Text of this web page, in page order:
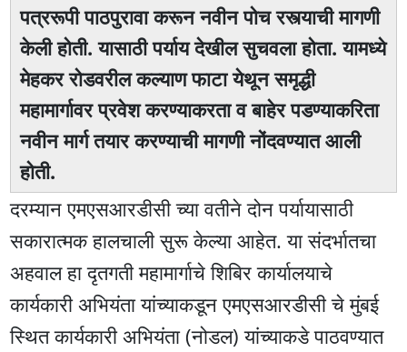
पत्ररूपी पाठपुरावा करून नवीन पोच रस्त्याची मागणी
केली होती. यासाठी पर्याय देखील सुचवला होता. यामध्ये
मेहकर रोडवरील कल्याण फाटा येथून समृद्धी
महामार्गावर प्रवेश करण्याकरता व बाहेर पडण्याकरिता
नवीन मार्ग तयार करण्याची मागणी नोंदवण्यात आली
होती.
दरम्यान एमएसआरडीसी च्या वतीने दोन पर्यायासाठी
सकारात्मक हालचाली सुरू केल्या आहेत. या संदर्भातचा
अहवाल हा दृतगती महामार्गाचे शिबिर कार्यालयाचे
कार्यकारी अभियंता यांच्याकडून एमएसआरडीसी चे मुंबई
स्थित कार्यकारी अभियंता (नोडल) यांच्याकडे पाठवण्यात